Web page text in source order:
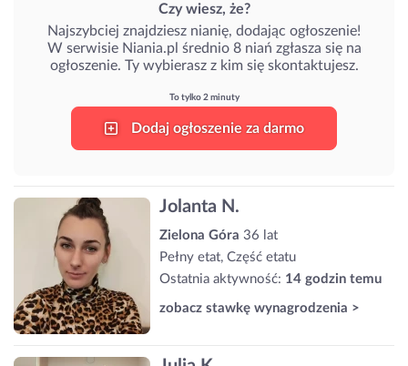
Czy wiesz, że?
Najszybciej znajdziesz nianię, dodając ogłoszenie!
W serwisie Niania.pl średnio 8 niań zgłasza się na
ogłoszenie. Ty wybierasz z kim się skontaktujesz.
To tylko 2 minuty
Dodaj ogłoszenie za darmo
Jolanta N.
Zielona Góra 36 lat
Pełny etat, Część etatu
Ostatnia aktywność: 14 godzin temu
zobacz stawkę wynagrodzenia >